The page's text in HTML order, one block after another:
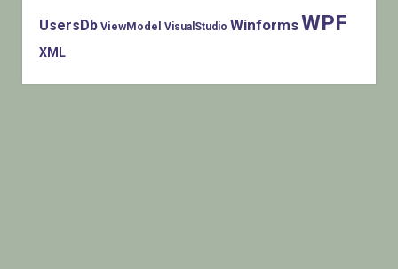
UsersDb ViewModel VisualStudio WinformsWPF
XML